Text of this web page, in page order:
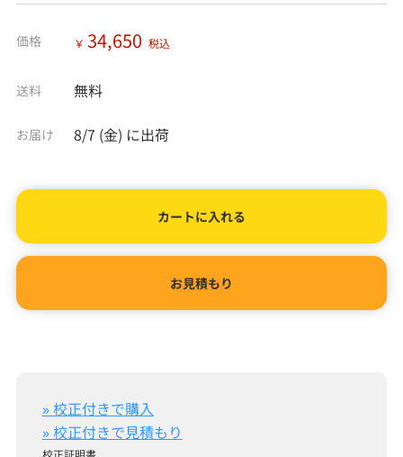
価格 ￥ 34,650 税込
送料 無料
お届け 8/7 (金) に出荷
カートに入れる
お見積もり
» 校正付きで購入
» 校正付きで見積もり
校正証明書